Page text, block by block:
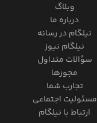
وبلاگ
درباره ما
نیلگام در رسانه
نیلگام نیوز
سؤالات متداول
مجوزها
تجارب شما
مسئولیت اجتماعی
ارتباط با نیلگام